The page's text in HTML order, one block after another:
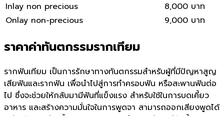
Inlay non precious
8,000 บาท
Onlay non-precious
9,000 บาท
ราคาค่าทันตกรรมรากเทียม
รากฟันเทียม เป็นการรักษาทางทันตกรรมสำหรับผู้ที่มีปัญหาสูญ
เสียฟันและรากฟัน เพื่อนำไปสู่การทำครอบฟัน หรือสะพานฟันต่อ
ไป ซึ่งจะช่วยให้กลับมามีฟันที่แข็งแรง สำหรับใช้ในการบดเคี้ยว
อาหาร และสร้างความมั่นใจในการพูดจา สามารถออกเสียงพูดได้